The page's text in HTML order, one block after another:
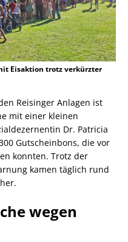
Eisaktion trotz verkürzter
Reisinger Anlagen ist
mit einer kleinen
Dr. Patricia
Gutscheinbons, die vor
konnten. Trotz der
kamen täglich rund
wegen